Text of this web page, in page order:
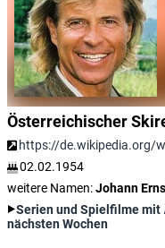
Österreichischer
https://de.wikipedia.org/
02.02.1954
weitere Namen:Johann
Serien und Spielfilme mit
nächsten Wochen